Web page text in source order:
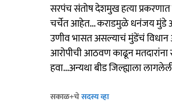
सरपंच संतोष देशमुख हत्या
चर्चेत आहेत... कराडमुळे धनंजय मुंडे
उणीव भासत असल्याचं मुंडेंचं विधान
आरोपीची आठवण काढून मतदारांना
हवा...अन्यथा बीड जिल्ह्याला
सकाळ+चेसदस्य व्हा